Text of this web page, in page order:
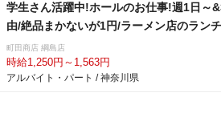
学生さん活躍中!ホールのお仕事!週1日～
由/絶品まかないが1円/ラーメン店のラン
町田商店 綱島店
時給1,250円～1,563円
アルバイト・パート / 神奈川県